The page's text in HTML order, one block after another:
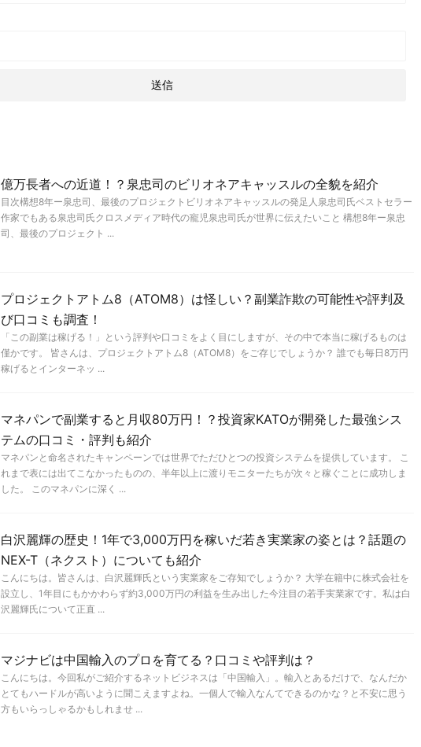
億万長者への近道！？泉忠司のビリオネアキャッスルの全貌を紹介
目次構想8年ー泉忠司、最後のプロジェクトビリオネアキャッスルの発足人泉忠司氏ベストセラー
作家でもある泉忠司氏クロスメディア時代の寵児泉忠司氏が世界に伝えたいこと 構想8年ー泉忠
司、最後のプロジェクト ...
プロジェクトアトム8（ATOM8）は怪しい？副業詐欺の可能性や評判及
び口コミも調査！
「この副業は稼げる！」という評判や口コミをよく目にしますが、その中で本当に稼げるものは
僅かです。 皆さんは、プロジェクトアトム8（ATOM8）をご存じでしょうか？ 誰でも毎日8万円
稼げるとインターネッ ...
マネパンで副業すると月収80万円！？投資家KATOが開発した最強シス
テムの口コミ・評判も紹介
マネパンと命名されたキャンペーンでは世界でただひとつの投資システムを提供しています。 こ
れまで表には出てこなかったものの、半年以上に渡りモニターたちが次々と稼ぐことに成功しま
した。 このマネパンに深く ...
白沢麗輝の歴史！1年で3,000万円を稼いだ若き実業家の姿とは？話題の
NEX-T（ネクスト）についても紹介
こんにちは。皆さんは、白沢麗輝氏という実業家をご存知でしょうか？ 大学在籍中に株式会社を
設立し、1年目にもかかわらず約3,000万円の利益を生み出した今注目の若手実業家です。私は白
沢麗輝氏について正直 ...
マジナビは中国輸入のプロを育てる？口コミや評判は？
こんにちは。今回私がご紹介するネットビジネスは「中国輸入」。輸入とあるだけで、なんだか
とてもハードルが高いように聞こえますよね。一個人で輸入なんてできるのかな？と不安に思う
方もいらっしゃるかもしれませ ...